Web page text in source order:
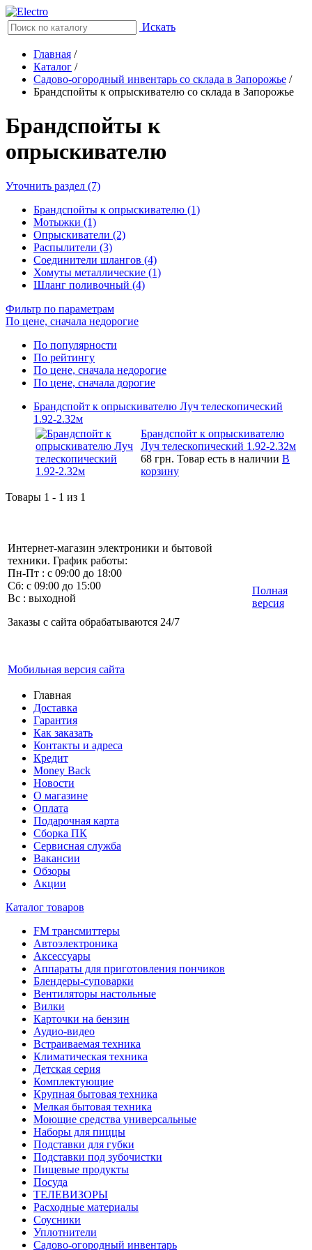
Искать
Главная /
Каталог /
Садово-огородный инвентарь со склада в Запорожье /
Брандспойты к опрыскивателю со склада в Запорожье
Брандспойты к
опрыскивателю
Уточнить раздел (7)
Брандспойты к опрыскивателю (1)
Мотыжки (1)
Опрыскиватели (2)
Распылители (3)
Соединители шлангов (4)
Хомуты металлические (1)
Шланг поливочный (4)
Фильтр по параметрам
По цене, сначала недорогие
По популярности
По рейтингу
По цене, сначала недорогие
По цене, сначала дорогие
Брандспойт к опрыскивателю Луч телескопический
1.92-2.32м
Брандспойт к опрыскивателю
Луч телескопический 1.92-2.32м
68 грн. Товар есть в наличии В
корзину
Товары 1 - 1 из 1
Интернет-магазин электроники и бытовой
техники. График работы:
Пн-Пт : с 09:00 до 18:00
Сб: с 09:00 до 15:00
Вс : выходной
Заказы с сайта обрабатываются 24/7
Мобильная версия сайта
Полная
версия
Главная
Доставка
Гарантия
Как заказать
Контакты и адреса
Кредит
Money Back
Новости
О магазине
Оплата
Подарочная карта
Сборка ПК
Сервисная служба
Вакансии
Обзоры
Акции
Каталог товаров
FM трансмиттеры
Автоэлектроника
Аксессуары
Аппараты для приготовления пончиков
Блендеры-суповарки
Вентиляторы настольные
Вилки
Карточки на бензин
Аудио-видео
Встраиваемая техника
Климатическая техника
Детская серия
Комплектующие
Крупная бытовая техника
Мелкая бытовая техника
Моющие средства универсальные
Наборы для пиццы
Подставки для губки
Подставки под зубочистки
Пищевые продукты
Посуда
ТЕЛЕВИЗОРЫ
Расходные материалы
Соусники
Уплотнители
Садово-огородный инвентарь